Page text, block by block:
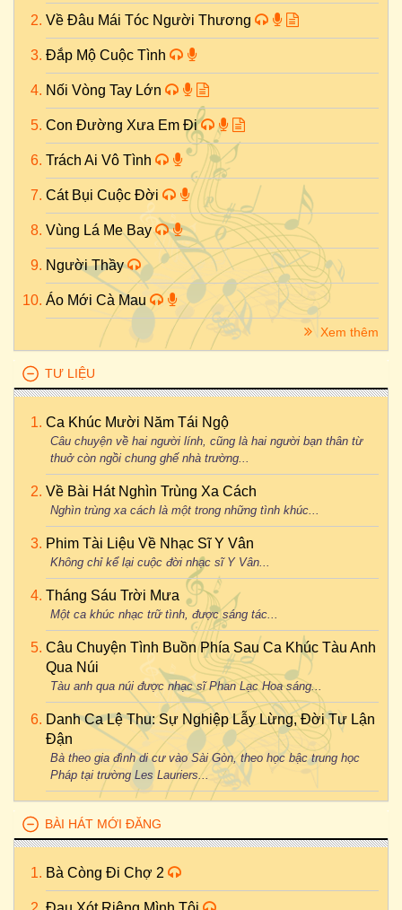
Về Đâu Mái Tóc Người Thương
Đắp Mộ Cuộc Tình
Nối Vòng Tay Lớn
Con Đường Xưa Em Đi
Trách Ai Vô Tình
Cát Bụi Cuộc Đời
Vùng Lá Me Bay
Người Thầy
Áo Mới Cà Mau
Xem thêm
TƯ LIỆU
Ca Khúc Mười Năm Tái Ngộ
Câu chuyện về hai người lính, cũng là hai người bạn thân từ
thuở còn ngồi chung ghế nhà trường...
Về Bài Hát Nghìn Trùng Xa Cách
Nghìn trùng xa cách là một trong những tình khúc...
Phim Tài Liệu Về Nhạc Sĩ Y Vân
Không chỉ kể lại cuộc đời nhạc sĩ Y Vân...
Tháng Sáu Trời Mưa
Một ca khúc nhạc trữ tình, được sáng tác...
Câu Chuyện Tình Buồn Phía Sau Ca Khúc Tàu Anh
Qua Núi
Tàu anh qua núi được nhạc sĩ Phan Lạc Hoa sáng...
Danh Ca Lệ Thu: Sự Nghiệp Lẫy Lừng, Đời Tư Lận
Đận
Bà theo gia đình di cư vào Sài Gòn, theo học bậc trung học
Pháp tại trường Les Lauriers...
BÀI HÁT MỚI ĐĂNG
Bà Còng Đi Chợ 2